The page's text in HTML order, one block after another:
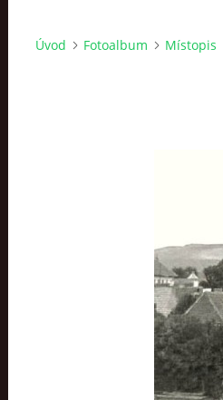
Úvod Fotoalbum Místopis